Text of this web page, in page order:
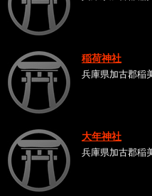
稲荷神社
兵庫県加古郡稲
大年神社
兵庫県加古郡稲